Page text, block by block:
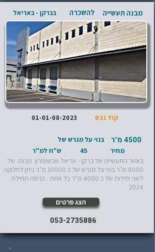
מבנה תעשייה להשכרה בברקן - באריאל
קוד נכס 01-01-08-2023
בנוי על מגרש של 4500 מ"ר
מחיר 45
ש"ח למ"ר
באזור התעשייה של ברקן - אריאל שבשומרון מבנה של
8000 מ"ר בנוי על מגרש של כ 10000 מ"ר ניתן לחלוקה
לשני יחידות של כ 4000 מ"ר כל אחת - כניסה תחילת
2024
הצג פרטים
053-2735886